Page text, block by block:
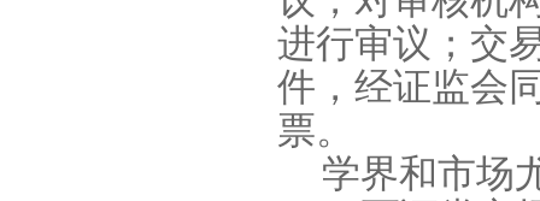
进行审议；交
件，经证监会
票。
学界和市场